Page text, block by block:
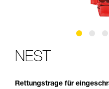
NEST
Rettungstrage für